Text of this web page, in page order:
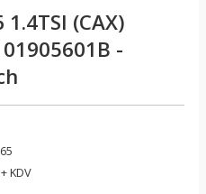
(CAX)
-
KDV